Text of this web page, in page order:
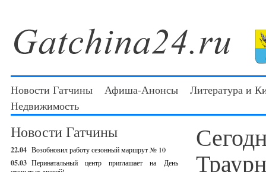
Новости Гатчины Афиша-Анонсы
Литература и
Недвижимость
Новости Гатчины
22.04 Возобновил работу сезонный маршрут № 10
05.03 Перинатальный центр приглашает на День